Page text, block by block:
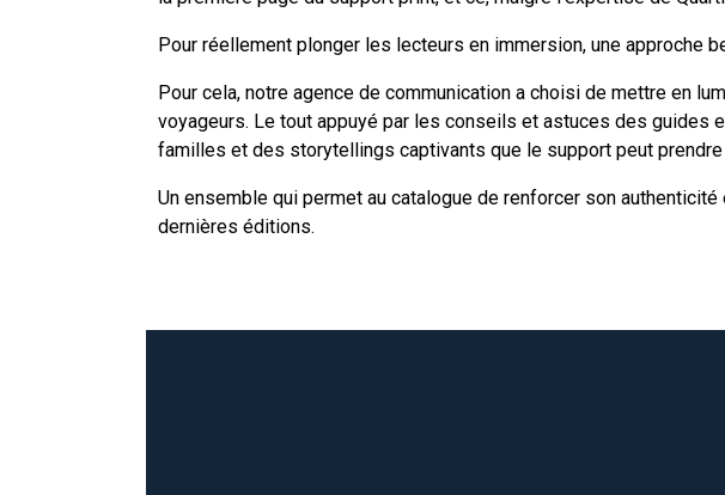
Pour réellement plonger les lecteurs en immersion, une approche
Pour cela, notre agence de communication a choisi de mettre en
voyageurs. Le tout appuyé par les conseils et astuces des guides
familles et des storytellings captivants que le support peut prendre
Un ensemble qui permet au catalogue de renforcer son
dernières éditions.